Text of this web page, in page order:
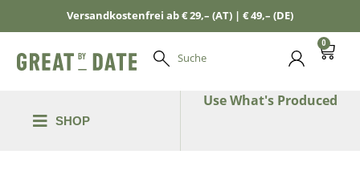
Versandkostenfrei ab € 29,– (AT) | € 49,– (DE)
Suche
0
SHOP
Use What's Produced